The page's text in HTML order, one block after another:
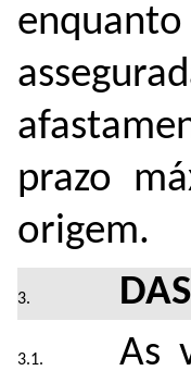
prazo
origem.
As